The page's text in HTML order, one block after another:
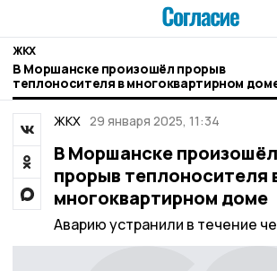
ЖКХ
В Моршанске произошёл прорыв
теплоносителя в многоквартирном
ЖКХ 29 января 2025, 11:34
В Моршанске произошёл
прорыв теплоносителя
многоквартирном доме
Аварию устранили в течение